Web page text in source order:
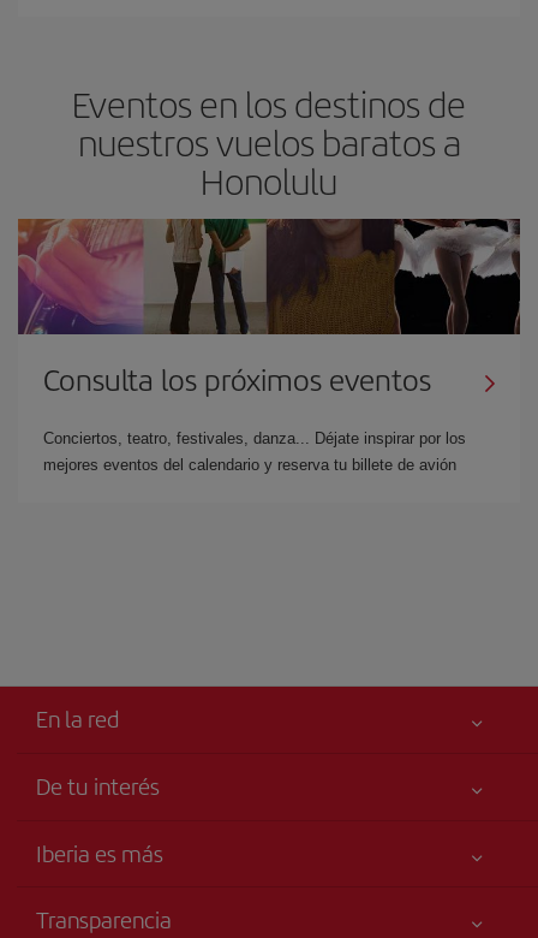
Eventos en los destinos de
nuestros vuelos baratos a
Honolulu
Consulta los próximos eventos
Conciertos, teatro, festivales, danza... Déjate inspirar por los
mejores eventos del calendario y reserva tu billete de avión
En la red
De tu interés
Accesibilidad
Iberia es más
Grupo Iberia
Transparencia